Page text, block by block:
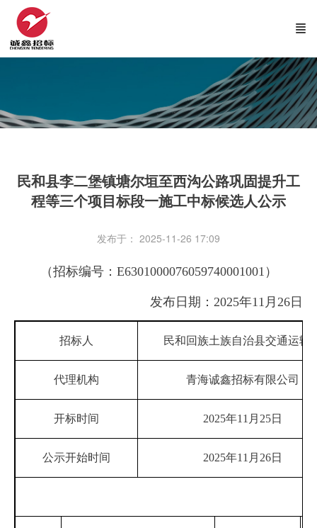
民和县李二堡镇塘尔垣至西沟公路巩固提升工
程等三个项目标段一施工中标候选人公示
发布于： 2025-11-26 17:09
（招标编号：E6301000076059740001001）
发布日期：2025年11月26日
招标人 民和回族土族自治县交通运输
代理机构 青海诚鑫招标有限公司
开标时间 2025年11月25日
公示开始时间 2025年11月26日